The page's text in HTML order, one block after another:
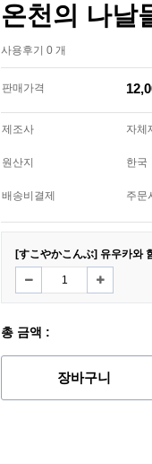
온천의 나날
사용후기 0 개
판매가격
제조사 자체
원산지 한국
배송비결제 주문
[すこやかこんぶ] 유우카와
총 금액 :
장바구니